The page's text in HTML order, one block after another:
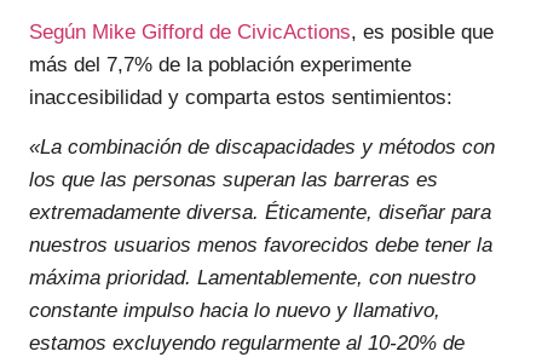
Según Mike Gifford de CivicActions, es posible que
más del 7,7% de la población experimente
inaccesibilidad y comparta estos sentimientos:
«La combinación de discapacidades y métodos con
los que las personas superan las barreras es
extremadamente diversa. Éticamente, diseñar para
nuestros usuarios menos favorecidos debe tener la
máxima prioridad. Lamentablemente, con nuestro
constante impulso hacia lo nuevo y llamativo,
estamos excluyendo regularmente al 10-20% de